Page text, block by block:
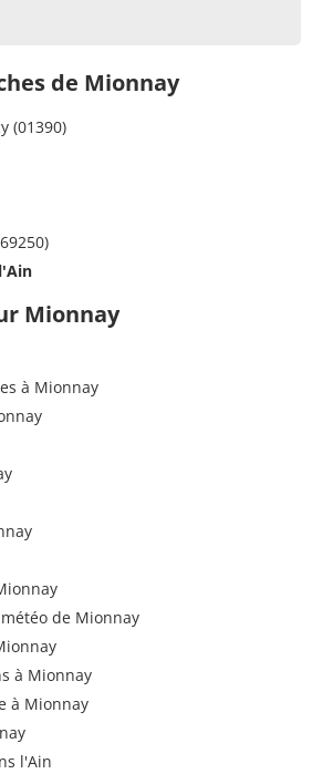
de Mionnay
(01390)
Mionnay
à Mionnay
de Mionnay
à Mionnay
à Mionnay
l'Ain